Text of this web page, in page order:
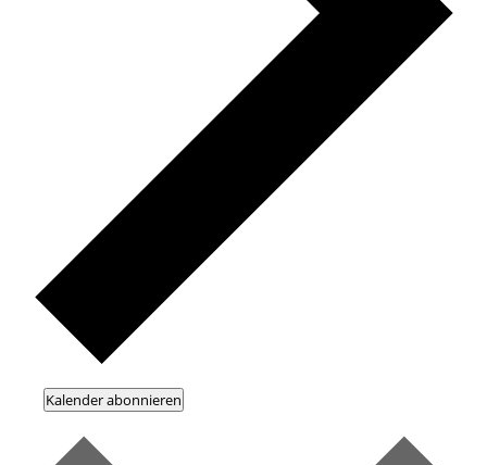
Kalender abonnieren